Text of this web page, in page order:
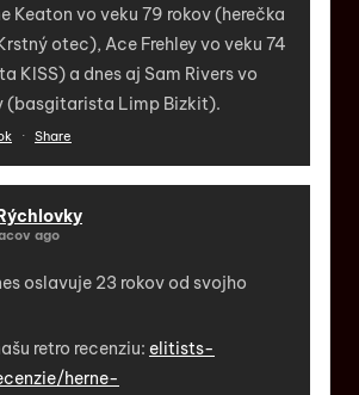
Keaton vo veku 79 rokov (herečka
otec), Ace Frehley vo veku 74
KISS) a dnes aj Sam Rivers vo
(basgitarista Limp Bizkit).
· Share
ago
oslavuje 23 rokov od svojho
retro recenziu: elitists-
herne-